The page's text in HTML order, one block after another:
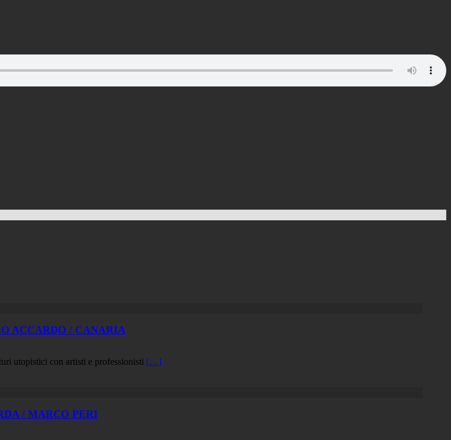
ACCARDO / CANARIA
utopistici con artisti e professionisti […]
/ MARCO PERI